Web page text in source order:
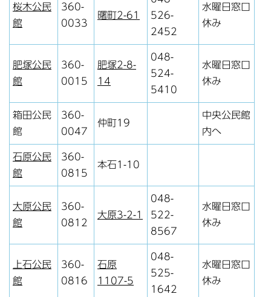
桜木公民
館
360-
0033
曙町2-61
526-
2452
水曜日窓口
休み
肥塚公民
館
360-
0015
肥塚2-8-
14
048-
524-
5410
水曜日窓口
休み
箱田公民
館
360-
0047
仲町19
中央公民館
内へ
石原公民
館
360-
0815
本石1-10
大原公民
館
360-
0812
大原3-2-1
048-
522-
8567
水曜日窓口
休み
上石公民
館
360-
0816
石原
1107-5
048-
525-
1642
水曜日窓口
休み